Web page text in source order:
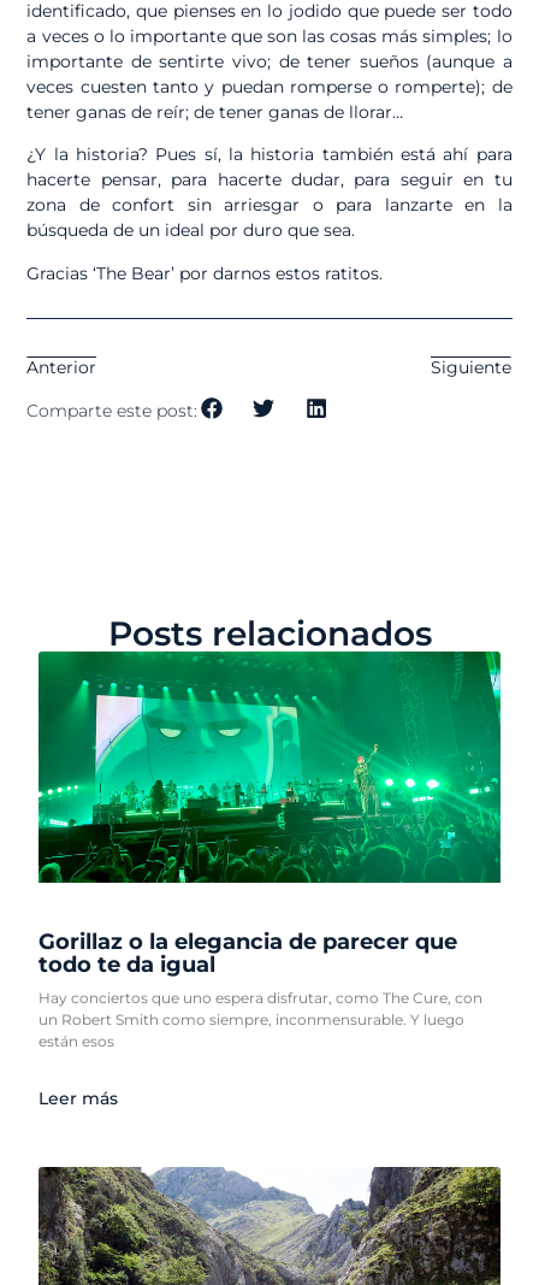
identificado, que pienses en lo jodido que puede ser todo
a veces o lo importante que son las cosas más simples; lo
importante de sentirte vivo; de tener sueños (aunque a
veces cuesten tanto y puedan romperse o romperte); de
tener ganas de reír; de tener ganas de llorar…
¿Y la historia? Pues sí, la historia también está ahí para
hacerte pensar, para hacerte dudar, para seguir en tu
zona de confort sin arriesgar o para lanzarte en la
búsqueda de un ideal por duro que sea.
Gracias ‘The Bear’ por darnos estos ratitos.
Anterior
Siguiente
Comparte este post:
Posts relacionados
Gorillaz o la elegancia de parecer que
todo te da igual
Hay conciertos que uno espera disfrutar, como The Cure, con
un Robert Smith como siempre, inconmensurable. Y luego
están esos
Leer más